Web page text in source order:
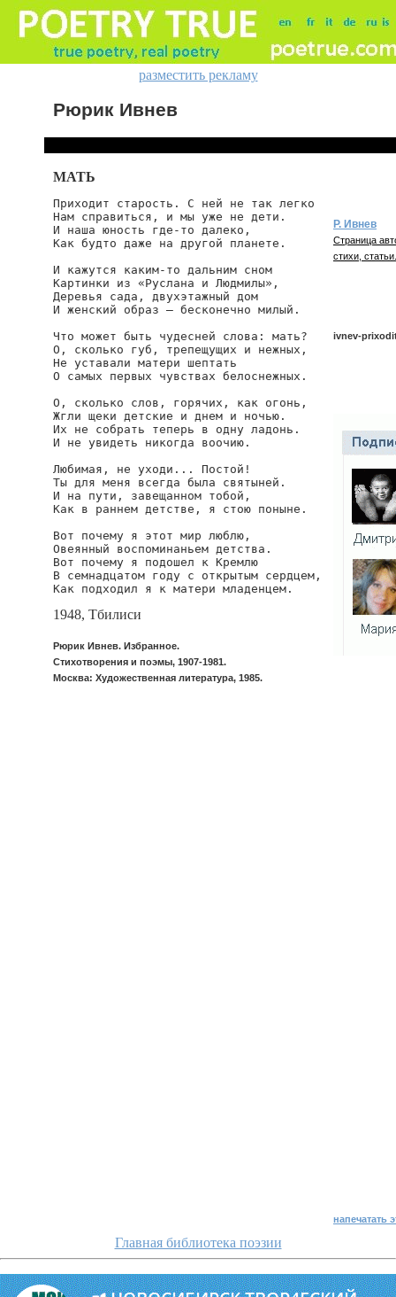
разместить рекламу
Рюрик Ивнев
МАТЬ
Приходит старость. С ней не так легко
Нам справиться, и мы уже не дети.
И наша юность где-то далеко,
Как будто даже на другой планете.
И кажутся каким-то дальним сном
Картинки из «Руслана и Людмилы»,
Деревья сада, двухэтажный дом
И женский образ — бесконечно милый.
Что может быть чудесней слова: мать?
О, сколько губ, трепещущих и нежных,
Не уставали матери шептать
О самых первых чувствах белоснежных.
О, сколько слов, горячих, как огонь,
Жгли щеки детские и днем и ночью.
Их не собрать теперь в одну ладонь.
И не увидеть никогда воочию.
Любимая, не уходи... Постой!
Ты для меня всегда была святыней.
И на пути, завещанном тобой,
Как в раннем детстве, я стою поныне.
Вот почему я этот мир люблю,
Овеянный воспоминаньем детства.
Вот почему я подошел к Кремлю
В семнадцатом году с открытым сердцем,
Как подходил я к матери младенцем.
1948, Тбилиси
Рюрик Ивнев. Избранное.
Стихотворения и поэмы, 1907-1981.
Москва: Художественная литература, 1985.
Р. Ивнев
Страница
стихи, статьи.
ivnev-
напечатать
Главная библиотека поэзии